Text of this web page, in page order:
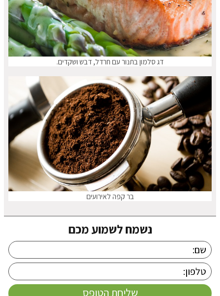
דג סלמון בתנור עם חרדל, דבש ושקדים.
בר קפה לאירועים
נשמח לשמוע מכם